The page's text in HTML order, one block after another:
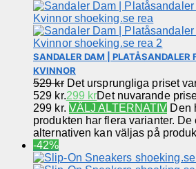
SANDALER DAM | PLATÅSANDALER
KVINNOR
529kr Det ursprungliga priset
529 kr.299 krDet nuvarande
299 kr. VÄLJ ALTERNATIV Den
produkten har flera varianter. De
alternativen kan väljas på
-42%